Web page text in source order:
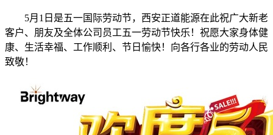
5月1日是五一国际劳动节，西安正道能源在此祝广大新老
客户、朋友及全体公司员工五一劳动节快乐！祝愿大家身体健
康、生活幸福、工作顺利、节日愉快！向各行各业的劳动人民
致敬！